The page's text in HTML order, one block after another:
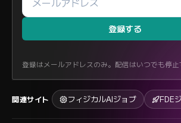
登録する
登録はメールアドレスのみ。配信はいつでも停止
関連サイト フィジカルAIジョブ FDE